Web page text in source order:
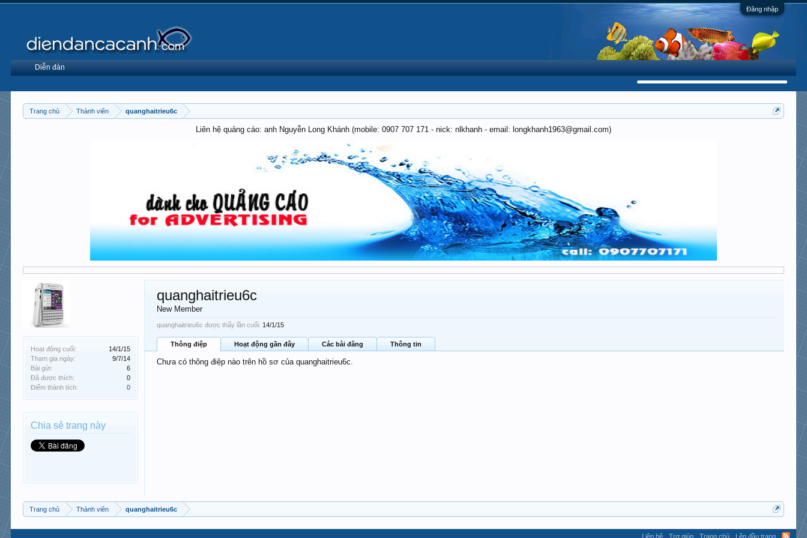
Đăng nhập
Trang chủ Thành viên quanghaitrieu6c
Liên hệ quảng cáo: anh Nguyễn Long Khánh (mobile: 0907 707 171 - nick: nlkhanh - email: longkhanh1963@gmail.com)
Hoạt động cuối:
14/1/15
Tham gia ngày:
9/7/14
Bài gửi:
6
Đã được thích:
0
Điểm thành tích:
0
Chia sẻ trang này
quanghaitrieu6c
New Member
quanghaitrieu6c được thấy lần cuối: 14/1/15
Thông điệp Hoạt động gần đây Các bài đăng Thông tin
Chưa có thông điệp nào trên hồ sơ của quanghaitrieu6c.
Trang chủ Thành viên quanghaitrieu6c
Diễn đàn
Liên hệ Trợ giúp Trang chủ Lên đầu trang